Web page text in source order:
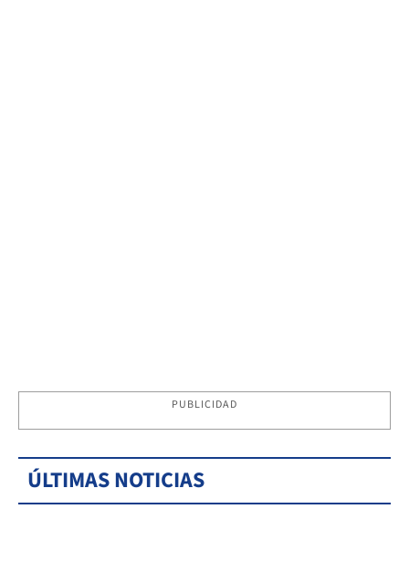
PUBLICIDAD
ÚLTIMAS NOTICIAS